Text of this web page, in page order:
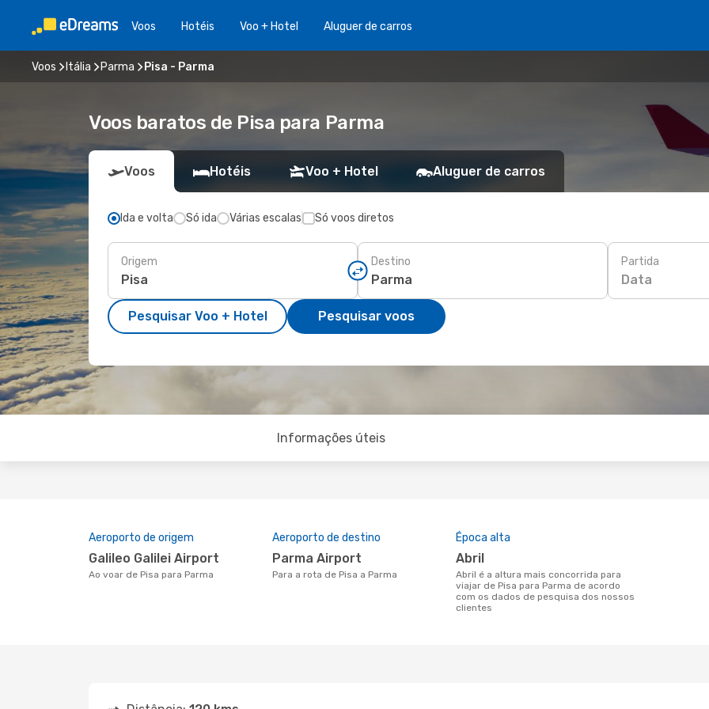
Voos Hotéis Voo + Hotel Aluguer de carros
Voos Itália Parma Pisa - Parma
Voos baratos de Pisa para Parma
Voos Hotéis Voo + Hotel Aluguer de carros
Ida e volta Só ida Várias escalas Só voos diretos
Origem Destino Partida
Data
Pesquisar Voo + Hotel Pesquisar voos
Informações úteis
Aeroporto de origem
Galileo Galilei Airport
Ao voar de Pisa para Parma
Aeroporto de destino
Parma Airport
Para a rota de Pisa a Parma
Época alta
abril
abril é a altura mais concorrida para
viajar de Pisa para Parma de acordo
com os dados de pesquisa dos nossos
clientes